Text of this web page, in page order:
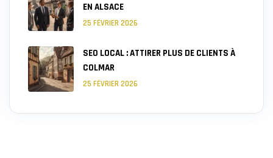
EN ALSACE
25 FÉVRIER 2026
SEO LOCAL : ATTIRER PLUS DE CLIENTS À
COLMAR
25 FÉVRIER 2026